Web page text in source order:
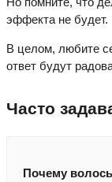
эффекта не будет.
В целом, любите
ответ будут
Часто
Почему